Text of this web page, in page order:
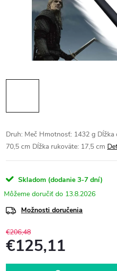
Druh: Meč Hmotnosť: 1432 g Dĺžka
70,5 cm Dĺžka rukoväte: 17,5 cm
Skladom (dodanie 3-7 dní)
13.8.2026
Možnosti doručenia
€206,48
€125,11